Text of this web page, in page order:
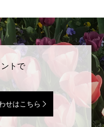
トで
せはこちら